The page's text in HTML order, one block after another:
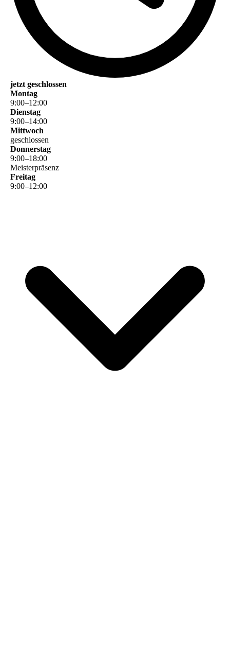
jetzt geschlossen
Montag
9:00–12:00
Dienstag
9:00–14:00
Mittwoch
geschlossen
Donnerstag
9:00–18:00
Meisterpräsenz
Freitag
9:00–12:00